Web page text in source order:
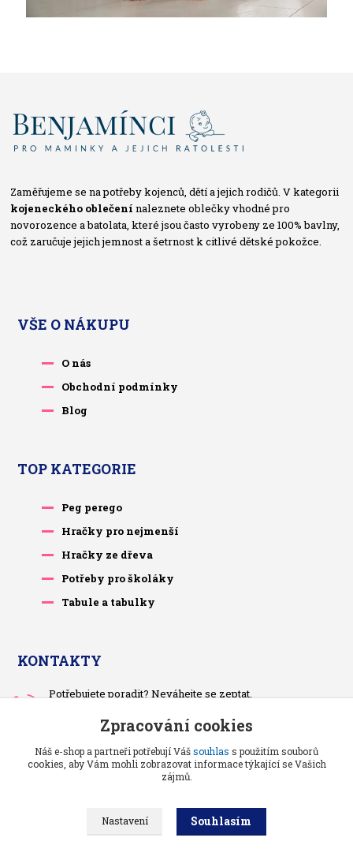
Zaměřujeme se na potřeby kojenců, dětí a jejich rodičů. V kategorii
kojeneckého oblečení naleznete oblečky vhodné pro
novorozence a batolata, které jsou často vyrobeny ze 100% bavlny,
což zaručuje jejich jemnost a šetrnost k citlivé dětské pokožce.
VŠE O NÁKUPU
O nás
Obchodní podmínky
Blog
TOP KATEGORIE
Peg perego
Hračky pro nejmenší
Hračky ze dřeva
Potřeby pro školáky
Tabule a tabulky
KONTAKTY
Potřebujete poradit? Neváhejte se zeptat.
Po-čt, po 13 hodině
pietrasova.p@seznam.cz
Zpracování cookies
Náš e-shop a partneři potřebují Vášsouhlas s použitím souborů
cookies, aby Vám mohli zobrazovat informace týkající se Vašich
zájmů.
Nastavení Souhlasím